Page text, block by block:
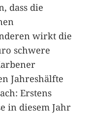
dass die
wirkt die
schwere
Jahreshälfte
Erstens
in diesem Jahr